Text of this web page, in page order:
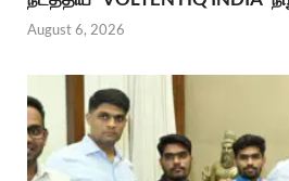
August 6, 2026